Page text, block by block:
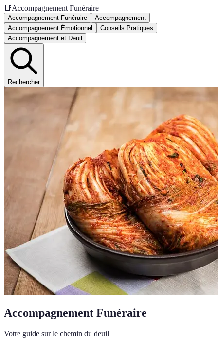
📑Accompagnement Funéraire
Accompagnement Funéraire
Accompagnement
Accompagnement Émotionnel
Conseils Pratiques
Accompagnement et Deuil
Rechercher
Accompagnement Funéraire
Votre guide sur le chemin du deuil